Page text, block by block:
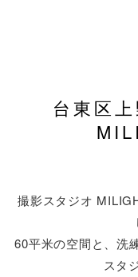
台東区
撮影スタジオ
60平米の空間と、洗
スタ